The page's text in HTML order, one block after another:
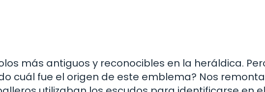
más antiguos y reconocibles en la heráldica.
cuál fue el origen de este emblema? Nos